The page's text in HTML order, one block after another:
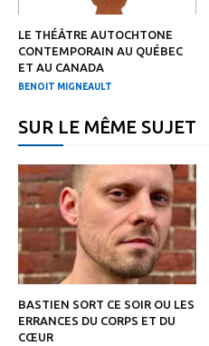
LE THÉÂTRE AUTOCHTONE
CONTEMPORAIN AU QUÉBEC
ET AU CANADA
BENOIT MIGNEAULT
SUR LE MÊME SUJET
BASTIEN SORT CE SOIR OU LES
ERRANCES DU CORPS ET DU
CŒUR